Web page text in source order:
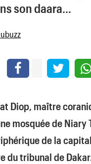
son daara…
Diop, maître
mosquée de Niary
de la
du tribunal de